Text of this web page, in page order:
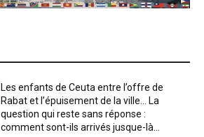
Les enfants de Ceuta entre l’offre de
Rabat et l’épuisement de la ville… La
question qui reste sans réponse :
comment sont-ils arrivés jusque-là...